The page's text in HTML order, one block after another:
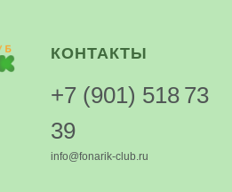
КОНТАКТЫ
+7 (901) 518 73
39
info@fonarik-club.ru